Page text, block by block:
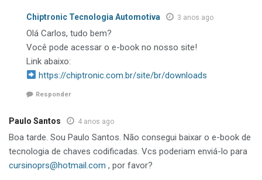
Chiptronic Tecnologia Automotiva 3 anos ago
Olá Carlos, tudo bem?
Você pode acessar o e-book no nosso site!
Link abaixo:
https://chiptronic.com.br/site/br/downloads
Responder
Paulo Santos 4 anos ago
Boa tarde. Sou Paulo Santos. Não consegui baixar o e-book de
tecnologia de chaves codificadas. Vcs poderiam enviá-lo para
cursinoprs@hotmail.com , por favor?